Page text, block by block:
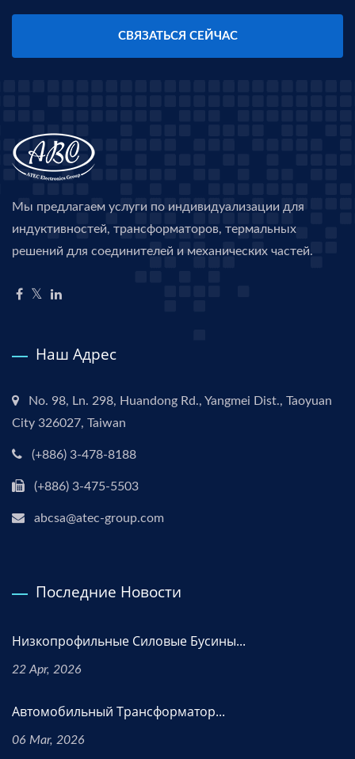
СВЯЗАТЬСЯ СЕЙЧАС
Мы предлагаем услуги по индивидуализации для
индуктивностей, трансформаторов, термальных
решений для соединителей и механических частей.
Наш Адрес
No. 98, Ln. 298, Huandong Rd., Yangmei Dist., Taoyuan
City 326027, Taiwan
(+886) 3-478-8188
(+886) 3-475-5503
abcsa@atec-group.com
Последние Новости
Низкопрофильные Силовые Бусины...
22 Apr, 2026
Автомобильный Трансформатор...
06 Mar, 2026